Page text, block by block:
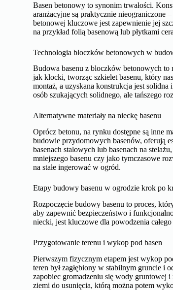
Basen betonowy to synonim trwałości.
aranżacyjne są praktycznie nieograniczone
betonowej kluczowe jest zapewnienie jej
na przykład folią basenową lub płytkami
Technologia bloczków betonowych w
Budowa basenu z bloczków betonowych to
jak klocki, tworząc szkielet basenu, który
montaż, a uzyskana konstrukcja jest
osób szukających solidnego, ale tańszego
Alternatywne materiały na nieckę basenu
Oprócz betonu, na rynku dostępne są inne
budowie przydomowych basenów, oferują
basenach stalowych lub basenach na
mniejszego basenu czy jako tymczasowe
na stałe ingerować w ogród.
Etapy budowy basenu w ogrodzie krok po
Rozpoczęcie budowy basenu to proces,
aby zapewnić bezpieczeństwo i
niecki, jest kluczowe dla powodzenia
Przygotowanie terenu i wykop pod basen
Pierwszym fizycznym etapem jest wykop
teren był zagłębiony w stabilnym gruncie i
zapobiec gromadzeniu się wody gruntowej
ziemi do usunięcia, którą można potem